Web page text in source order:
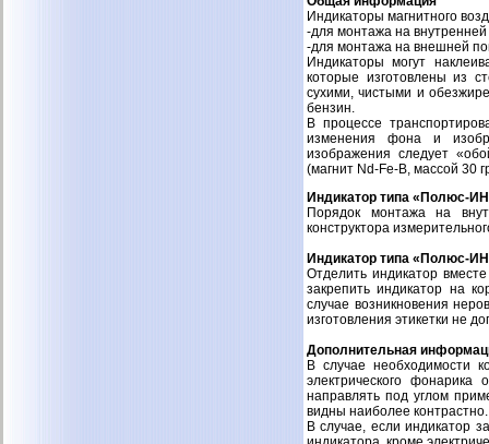
Индикаторы магнитного
-для монтажа на
-для монтажа на внешней
Индикаторы могут
которые изготовлены из
сухими, чистыми и
бензин.
В процессе
изменения фона и
изображения следует
(магнит Nd-Fe-B, массой 30
Индикатор типа «Полюс-
Порядок монтажа на
конструктора
Индикатор типа «Полюс-
Отделить индикатор
закрепить индикатор на
случае возникновения
изготовления этикетки не
Дополнительная
В случае необходимости
электрического фонарика
направлять под углом
видны наиболее контрастно.
В случае, если индикатор